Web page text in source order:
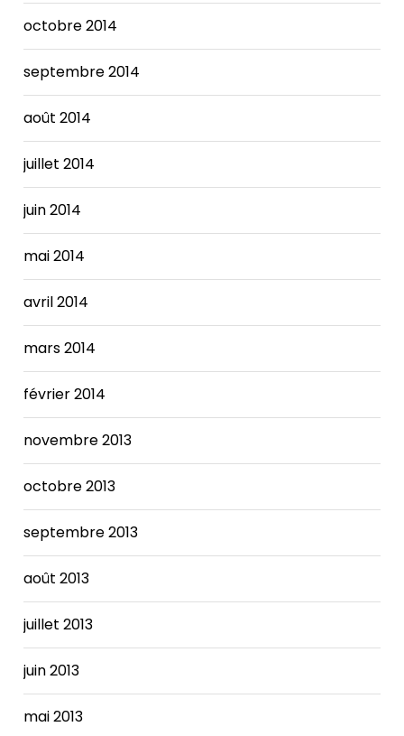
octobre 2014
septembre 2014
août 2014
juillet 2014
juin 2014
mai 2014
avril 2014
mars 2014
février 2014
novembre 2013
octobre 2013
septembre 2013
août 2013
juillet 2013
juin 2013
mai 2013